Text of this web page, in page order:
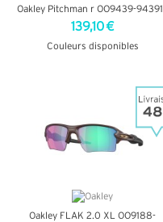
Oakley Pitchman r OO9439-
139,10 €
Couleurs disponibles
Oakley FLAK 2.0 XL OO9188-